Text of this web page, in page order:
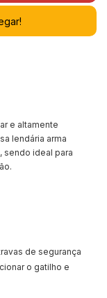
e altamente
lendária arma
sendo ideal para
de segurança
o gatilho e